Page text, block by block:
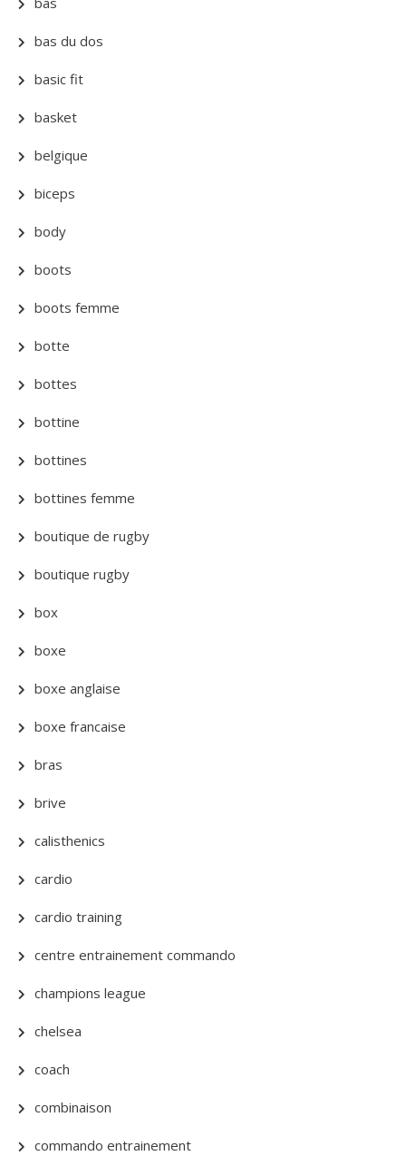
bas du dos
basic fit
basket
belgique
biceps
body
boots
boots femme
botte
bottes
bottine
bottines
bottines femme
boutique de rugby
boutique rugby
box
boxe
boxe anglaise
boxe francaise
bras
brive
calisthenics
cardio
cardio training
centre entrainement commando
champions league
chelsea
coach
combinaison
commando entrainement